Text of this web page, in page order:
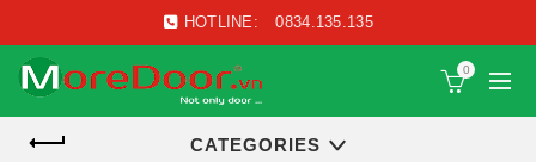
HOTLINE: 0834.135.135
0
CATEGORIES